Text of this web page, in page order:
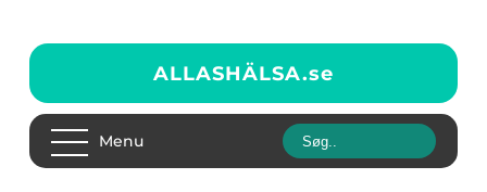
ALLASHÄLSA.se
Menu